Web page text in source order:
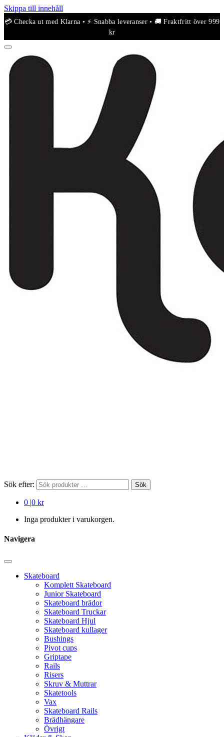
Skippa till innehåll
Sök efter: Sök
0 |0 kr
Inga produkter i varukorgen.
Navigera
Skateboard
Komplett Skateboard
Junior Skateboard
Skateboard brädor
Skateboard Truckar
Skateboard Hjul
Skateboard kullager
Bushings
Pivot cups
Griptape
Rails
Risers
Skruv & Muttrar
Skatetools
Vax
Skateboard Rails
Brädhängare
Övrigt